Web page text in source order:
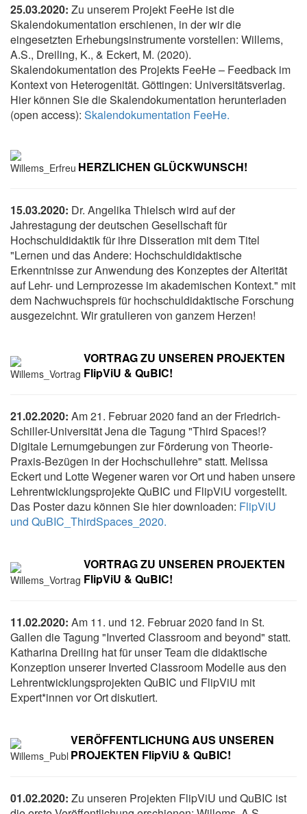
25.03.2020: Zu unserem Projekt FeeHe ist die
Skalendokumentation erschienen, in der wir die
eingesetzten Erhebungsinstrumente vorstellen: Willems,
A.S., Dreiling, K., & Eckert, M. (2020).
Skalendokumentation des Projekts FeeHe – Feedback im
Kontext von Heterogenität. Göttingen: Universitätsverlag.
Hier können Sie die Skalendokumentation herunterladen
(open access): Skalendokumentation FeeHe.
HERZLICHEN GLÜCKWUNSCH!
15.03.2020: Dr. Angelika Thielsch wird auf der
Jahrestagung der deutschen Gesellschaft für
Hochschuldidaktik für ihre Disseration mit dem Titel
"Lernen und das Andere: Hochschuldidaktische
Erkenntnisse zur Anwendung des Konzeptes der Alterität
auf Lehr- und Lernprozesse im akademischen Kontext." mit
dem Nachwuchspreis für hochschuldidaktische Forschung
ausgezeichnt. Wir gratulieren von ganzem Herzen!
VORTRAG ZU UNSEREN PROJEKTEN
FlipViU & QuBIC!
21.02.2020: Am 21. Februar 2020 fand an der Friedrich-
Schiller-Universität Jena die Tagung "Third Spaces!?
Digitale Lernumgebungen zur Förderung von Theorie-
Praxis-Bezügen in der Hochschullehre" statt. Melissa
Eckert und Lotte Wegener waren vor Ort und haben unsere
Lehrentwicklungsprojekte QuBIC und FlipViU vorgestellt.
Das Poster dazu können Sie hier downloaden: FlipViU
und QuBIC_ThirdSpaces_2020.
VORTRAG ZU UNSEREN PROJEKTEN
FlipViU & QuBIC!
11.02.2020: Am 11. und 12. Februar 2020 fand in St.
Gallen die Tagung "Inverted Classroom and beyond" statt.
Katharina Dreiling hat für unser Team die didaktische
Konzeption unserer Inverted Classroom Modelle aus den
Lehrentwicklungsprojekten QuBIC und FlipViU mit
Expert*innen vor Ort diskutiert.
VERÖFFENTLICHUNG AUS UNSEREN
PROJEKTEN FlipViU & QuBIC!
01.02.2020: Zu unseren Projekten FlipViU und QuBIC ist